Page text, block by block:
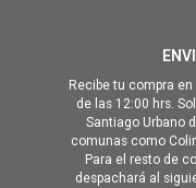
Recibe tu compra
de las 12:00 hrs.
Santiago Urbano
comunas como
Para el resto de
despachará al